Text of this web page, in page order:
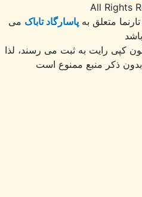
All
متعلق بهپاسارگاد تاباکمی
رایت به ثبت می رسند، لذا
ذکر منبع ممنوع است